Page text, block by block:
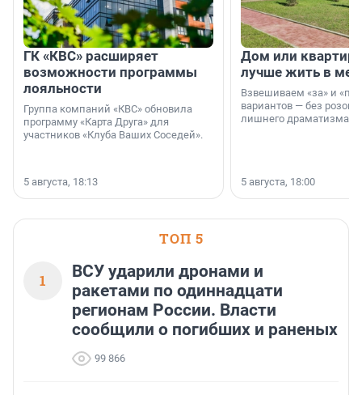
ГК «КВС» расширяет
возможности программы
лояльности
Группа компаний «КВС» обновила
программу «Карта Друга» для
участников «Клуба Ваших Соседей».
5 августа, 18:13
Дом или
лучше жить в
Взвешиваем «за» и
вариантов — без
лишнего драматизма.
5 августа, 18:00
ТОП 5
1
ВСУ ударили дронами и
ракетами по одиннадцати
регионам России. Власти
сообщили о погибших и раненых
99 866